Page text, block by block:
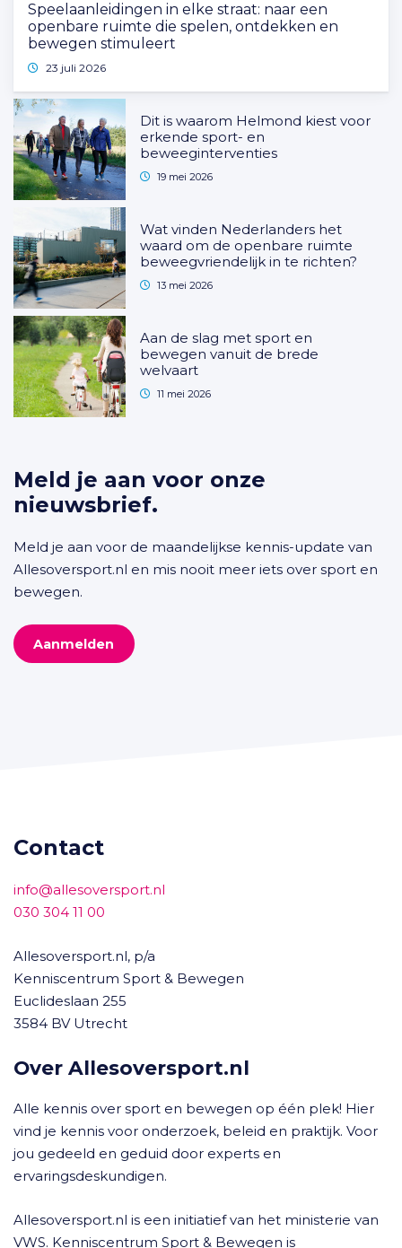
Speelaanleidingen in elke straat: naar een
openbare ruimte die spelen, ontdekken en
bewegen stimuleert
23 juli 2026
Dit is waarom Helmond kiest voor
erkende sport- en
beweeginterventies
19 mei 2026
Wat vinden Nederlanders het
waard om de openbare ruimte
beweegvriendelijk in te richten?
13 mei 2026
Aan de slag met sport en
bewegen vanuit de brede
welvaart
11 mei 2026
Meld je aan voor onze
nieuwsbrief.
Meld je aan voor de maandelijkse kennis-update van
Allesoversport.nl en mis nooit meer iets over sport en
bewegen.
Aanmelden
Contact
info@allesoversport.nl
030 304 11 00
Allesoversport.nl, p/a
Kenniscentrum Sport & Bewegen
Euclideslaan 255
3584 BV Utrecht
Over Allesoversport.nl
Alle kennis over sport en bewegen op één plek! Hier
vind je kennis voor onderzoek, beleid en praktijk. Voor
jou gedeeld en geduid door experts en
ervaringsdeskundigen.
Allesoversport.nl is een initiatief van het ministerie van
VWS. Kenniscentrum Sport & Bewegen is